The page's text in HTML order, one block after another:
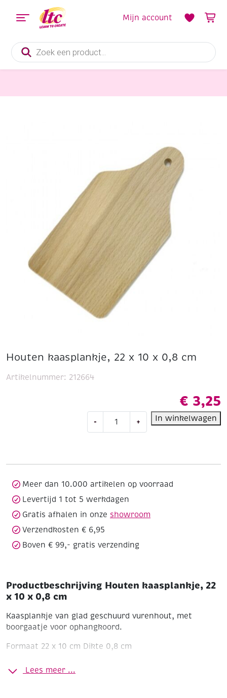
Producten
zoeken
Mijn account
Houten kaasplankje, 22 x 10 x 0,8 cm
€ 3,25
-
kaasplankje,
0,8
+ In winkelwagen
Artikelnummer: 212664
Meer dan 10.000 artikelen op voorraad
Levertijd 1 tot 5 werkdagen
Gratis afhalen in onze showroom
Verzendkosten € 6,95
Boven € 99,- gratis verzending
Productbeschrijving Houten kaasplankje, 22
x 10 x 0,8 cm
Kaasplankje van glad geschuurd vurenhout, met
boorgaatje voor ophangkoord.
Formaat 22 x 10 cm Dikte 0,8 cm
Lees meer ...